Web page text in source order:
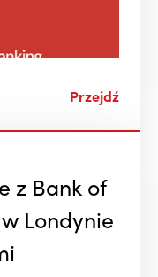
Przejdź
z Bank of
Londynie